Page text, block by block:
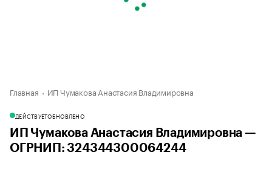
Главная ИП Чумакова Анастасия Владимировна
ДЕЙСТВУЕТОБНОВЛЕНО
ИП Чумакова Анастасия Владимировна —
ОГРНИП: 324344300064244